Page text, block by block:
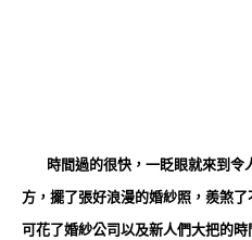
時間過的很快，一眨眼就來到令
方，擺了張好浪漫的婚紗照，羨煞
可花了婚紗公司以及新人們大把的